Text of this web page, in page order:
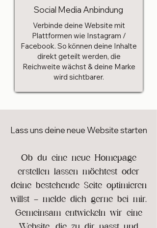
Social Media Anbindung
Verbinde deine Website mit
Plattformen wie Instagram /
Facebook. So können deine Inhalte
direkt geteilt werden, die
Reichweite wächst & deine Marke
wird sichtbarer.
Lass uns deine neue Website starten
Ob du eine neue Homepage
erstellen lassen möchtest oder
deine bestehende Seite optimieren
willst – melde dich gerne bei mir.
Gemeinsam entwickeln wir eine